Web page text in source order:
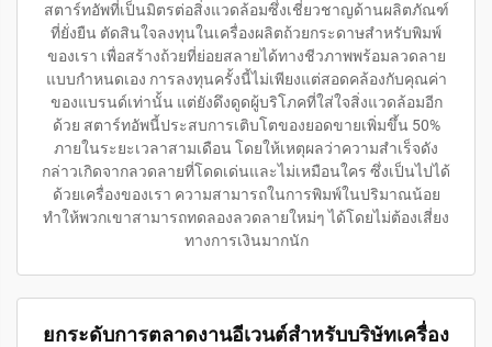
สตาร์ทอัพที่เป็นมิตรต่อสิ่งแวดล้อมซึ่งเชี่ยวชาญด้านผลิตภัณฑ์
ที่ยั่งยืน ตัดสินใจลงทุนในเครื่องผลิตถ้วยกระดาษสำหรับพิมพ์
ของเรา เพื่อสร้างถ้วยที่ย่อยสลายได้ทางชีวภาพพร้อมลวดลาย
แบบกำหนดเอง การลงทุนครั้งนี้ไม่เพียงแต่สอดคล้องกับคุณค่า
ของแบรนด์เท่านั้น แต่ยังดึงดูดผู้บริโภคที่ใส่ใจสิ่งแวดล้อมอีก
ด้วย สตาร์ทอัพนี้ประสบการเติบโตของยอดขายเพิ่มขึ้น 50%
ภายในระยะเวลาสามเดือน โดยให้เหตุผลว่าความสำเร็จดัง
กล่าวเกิดจากลวดลายที่โดดเด่นและไม่เหมือนใคร ซึ่งเป็นไปได้
ด้วยเครื่องของเรา ความสามารถในการพิมพ์ในปริมาณน้อย
ทำให้พวกเขาสามารถทดลองลวดลายใหม่ๆ ได้โดยไม่ต้องเสี่ยง
ทางการเงินมากนัก
ยกระดับการตลาดงานอีเวนต์สำหรับบริษัทเครื่อง